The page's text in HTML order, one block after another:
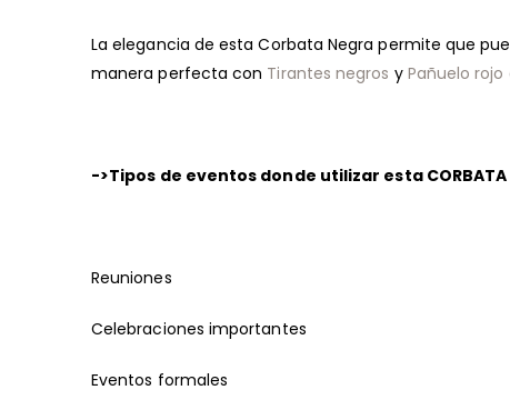
La elegancia de esta Corbata Negra permite que
manera perfecta con Tirantes negros y Pañuelo rojo
->Tipos de eventos donde utilizar esta CORBATA
Reuniones
Celebraciones importantes
Eventos formales